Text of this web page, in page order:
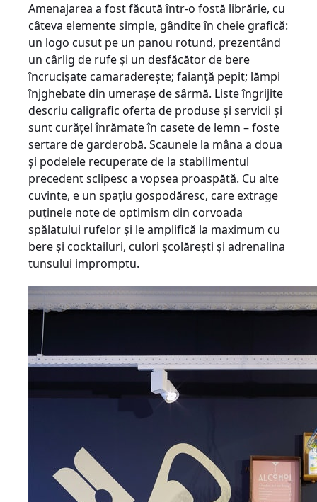
Amenajarea a fost făcută într-o fostă librărie, cu
câteva elemente simple, gândite în cheie grafică:
un logo cusut pe un panou rotund, prezentând
un cârlig de rufe şi un desfăcător de bere
încrucişate camaradereşte; faianţă pepit; lămpi
înjghebate din umeraşe de sârmă. Liste îngrijite
descriu caligrafic oferta de produse şi servicii şi
sunt curăţel înrămate în casete de lemn – foste
sertare de garderobă. Scaunele la mâna a doua
şi podelele recuperate de la stabilimentul
precedent sclipesc a vopsea proaspătă. Cu alte
cuvinte, e un spaţiu gospodăresc, care extrage
puţinele note de optimism din corvoada
spălatului rufelor şi le amplifică la maximum cu
bere şi cocktailuri, culori şcolăreşti şi adrenalina
tunsului impromptu.